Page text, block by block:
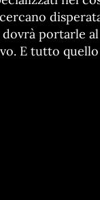
portarle
E tutto